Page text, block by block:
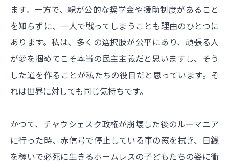
ます。一方で、親が公的な奨学金や援助制度があること
を知らずに、一人で戦ってしまうことも理由のひとつに
あります。私は、多くの選択肢が公平にあり、頑張る人
が夢を掴めてこそ本当の民主主義だと思いますし、そう
した道を作ることが私たちの役目だと思っています。そ
れは世界に対しても同じ気持ちです。
かつて、チャウシェスク政権が崩壊した後のルーマニア
に行った時、赤信号で停止している車の窓を拭き、日銭
を稼いで必死に生きるホームレスの子どもたちの姿に衝